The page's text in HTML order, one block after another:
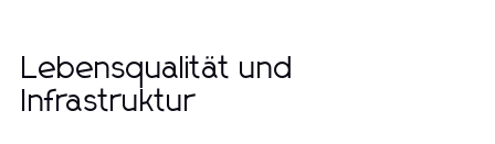
Lebensqualität und
Infrastruktur